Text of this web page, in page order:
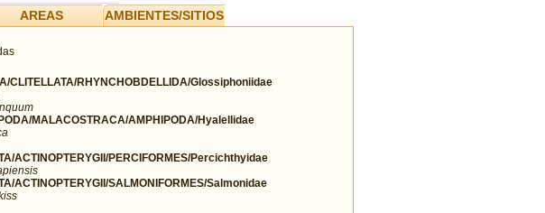
AREAS AMBIENTES/SITIOS
CLITELLATA/RHYNCHOBDELLIDA/Glossiphoniidae
MALACOSTRACA/AMPHIPODA/Hyalellidae
ACTINOPTERYGII/PERCIFORMES/Percichthyidae
ACTINOPTERYGII/SALMONIFORMES/Salmonidae